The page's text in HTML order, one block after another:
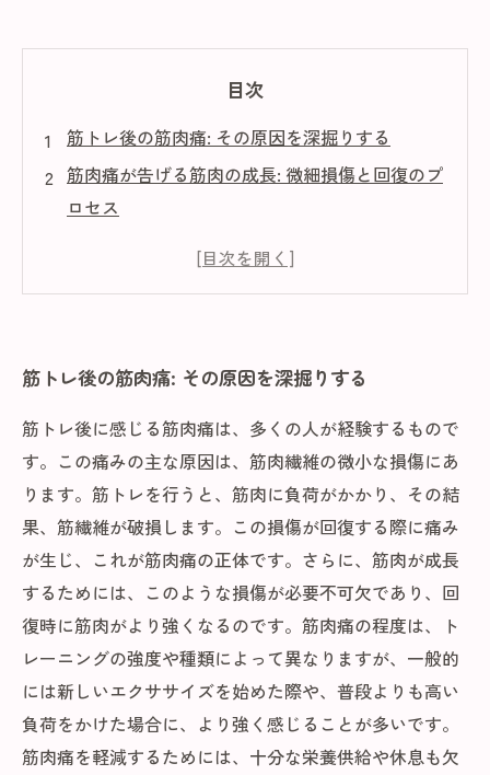
目次
筋トレ後の筋肉痛: その原因を深掘りする
筋肉痛が告げる筋肉の成長: 微細損傷と回復のプ
ロセス
筋トレと筋肉痛の関係性: なぜ痛むのかを理解し
栄養と休息: 筋肉痛を軽減するための重要なポイ
ント
筋肉痛を乗り越える: 効果的なトレーニングの秘
訣
筋肉痛を理解することで得られるパフォーマン
ス向上の道
筋トレ後の筋肉痛: その原因を深掘りする
筋トレ後に感じる筋肉痛は、多くの人が経験するもので
す。この痛みの主な原因は、筋肉繊維の微小な損傷にあ
ります。筋トレを行うと、筋肉に負荷がかかり、その結
果、筋繊維が破損します。この損傷が回復する際に痛み
が生じ、これが筋肉痛の正体です。さらに、筋肉が成長
するためには、このような損傷が必要不可欠であり、回
復時に筋肉がより強くなるのです。筋肉痛の程度は、ト
レーニングの強度や種類によって異なりますが、一般的
には新しいエクササイズを始めた際や、普段よりも高い
負荷をかけた場合に、より強く感じることが多いです。
筋肉痛を軽減するためには、十分な栄養供給や休息も欠